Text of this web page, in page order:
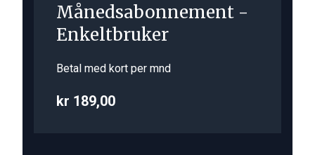
Månedsabonnement -
Enkeltbruker
Betal med kort per mnd
kr 189,00